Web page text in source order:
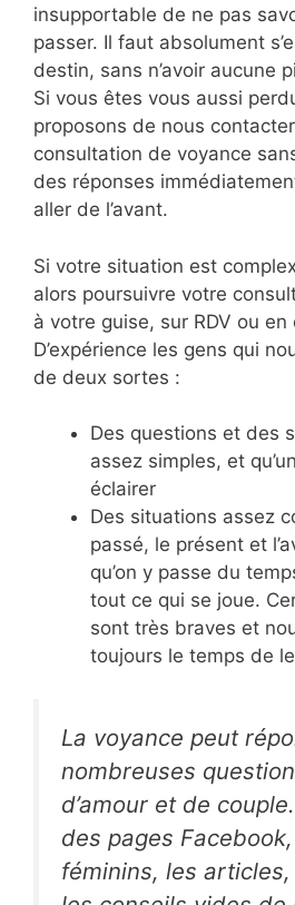
insupportable de ne pas
passer. Il faut absolument
destin, sans n’avoir aucune
Si vous êtes vous aussi
proposons de nous
consultation de voyance
des réponses
aller de l’avant.
Si votre situation est
alors poursuivre votre
à votre guise, sur RDV ou en
D’expérience les gens qui
de deux sortes :
Des questions et des
assez simples, et
éclairer
Des situations assez
passé, le présent et
qu’on y passe du
tout ce qui se joue.
sont très braves et
toujours le temps de
La voyance peut
nombreuses
d’amour et de
des pages
féminins, les